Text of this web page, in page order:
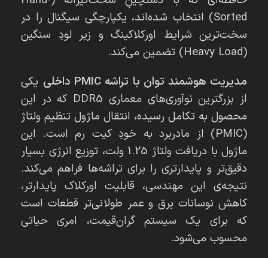
Sorted) انتخاب شده‌اند، یکپارچگی سیگنال را در
سخت‌ترین شرایط اورکلاکینگ و زیر لودِ سنگین
(Heavy Load) تضمین می‌کند.
مدیریت هوشمند توان با تراشه PMIC داخلی
یکی
از بزرگترین نوآوری‌های معماری DDR5 که در این
محصول به تکامل رسیده، انتقال ماژول تنظیم ولتاژ
(PMIC) از مادربرد به خودِ کیت رم است. این
ماژول با دریافت ولتاژ 1.25 ولت، توزیع انرژی بسیار
دقیق‌تر و پایدارتری را برای تراشه‌ها فراهم می‌کند.
نتیجه‌ی این مهندسی، قابلیت اورکلاک پایدارتر،
کاهش نوسانات برق و عمر طولانی‌تر قطعات است
که برای یک سیستم گران‌قیمت، امری حیاتی
محسوب می‌شود.